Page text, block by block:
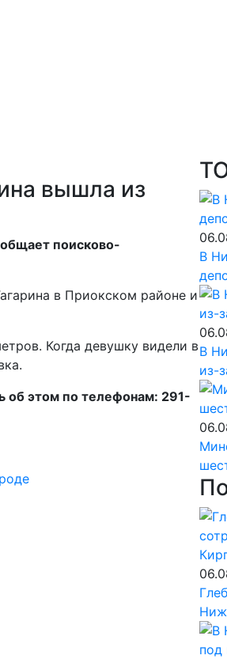
вышла из
поисково-
в Приокском районе и
Когда девушку видели в
об этом по телефонам: 291-
В
В
из-